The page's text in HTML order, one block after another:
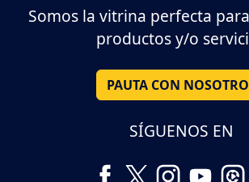
Somos la vitrina perfecta
productos y/o
PAUTA CON
SÍGUENOS EN